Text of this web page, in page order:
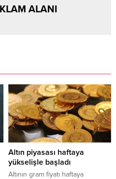
ALANI
Altın piyasası haftaya
yükselişle başladı
Altının gram fiyatı haftaya